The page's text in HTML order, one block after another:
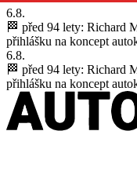
6.8.
🏁 před 94 lety: Richard
přihlášku na koncept
6.8.
🏁 před 94 lety: Richard
přihlášku na koncept